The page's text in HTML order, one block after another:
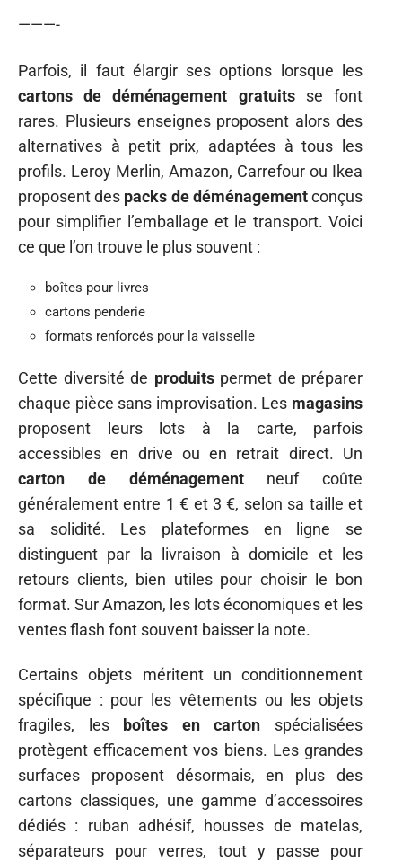
———-
Parfois, il faut élargir ses options lorsque les
cartons de déménagement gratuitsse font
rares. Plusieurs enseignes proposent alors des
alternatives à petit prix, adaptées à tous les
profils. Leroy Merlin, Amazon, Carrefour ou Ikea
proposent des packs de déménagementconçus
pour simplifier l’emballage et le transport. Voici
ce que l’on trouve le plus souvent :
boîtes pour livres
cartons penderie
formats renforcés pour la vaisselle
Cette diversité de produitspermet de préparer
chaque pièce sans improvisation. Les magasins
proposent leurs lots à la carte, parfois
accessibles en drive ou en retrait direct. Un
carton de déménagementneuf coûte
généralement entre 1 € et 3 €, selon sa taille et
sa solidité. Les plateformes en ligne se
distinguent par la livraison à domicile et les
retours clients, bien utiles pour choisir le bon
format. Sur Amazon, les lots économiques et les
ventes flash font souvent baisser la note.
Certains objets méritent un conditionnement
spécifique : pour les vêtements ou les objets
fragiles, les
boîtes en carton spécialisées
protègent efficacement vos biens. Les grandes
surfaces proposent désormais, en plus des
cartons classiques, une gamme d’accessoires
dédiés : ruban adhésif, housses de matelas,
séparateurs pour verres, tout y passe pour